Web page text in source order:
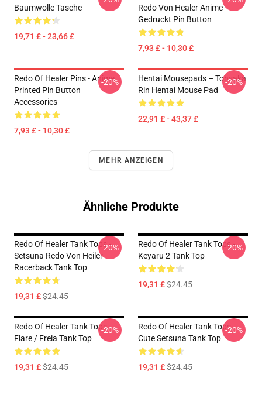
Baumwolle Tasche
19,71 £ - 23,66 £
Redo Von Healer Anime
Gedruckt Pin Button
7,93 £ - 10,30 £
Redo Of Healer Pins - Anime
Printed Pin Button
Accessories
7,93 £ - 10,30 £
-20%
Hentai Mousepads – Tohsaka
Rin Hentai Mouse Pad
22,91 £ - 43,37 £
-20%
MEHR ANZEIGEN
Ähnliche Produkte
Redo Of Healer Tank Tops -
Setsuna Redo Von Heiler
Racerback Tank Top
19,31 £$24.45
-20%
Redo Of Healer Tank Tops -
Keyaru 2 Tank Top
19,31 £$24.45
-20%
Redo Of Healer Tank Tops -
Flare / Freia Tank Top
19,31 £$24.45
-20%
Redo Of Healer Tank Tops -
Cute Setsuna Tank Top
19,31 £$24.45
-20%